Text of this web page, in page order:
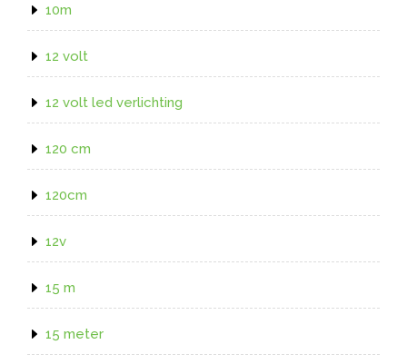
10m
12 volt
12 volt led verlichting
120 cm
120cm
12v
15 m
15 meter